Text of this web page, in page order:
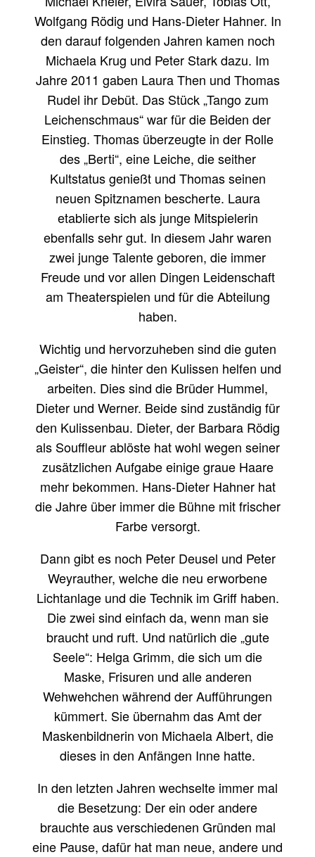
Wolfgang Rödig und Hans-Dieter Hahner. In
den darauf folgenden Jahren kamen noch
Michaela Krug und Peter Stark dazu. Im
Jahre 2011 gaben Laura Then und Thomas
Rudel ihr Debüt. Das Stück „Tango zum
Leichenschmaus“ war für die Beiden der
Einstieg. Thomas überzeugte in der Rolle
des „Berti“, eine Leiche, die seither
Kultstatus genießt und Thomas seinen
neuen Spitznamen bescherte. Laura
etablierte sich als junge Mitspielerin
ebenfalls sehr gut. In diesem Jahr waren
zwei junge Talente geboren, die immer
Freude und vor allen Dingen Leidenschaft
am Theaterspielen und für die Abteilung
haben.
Wichtig und hervorzuheben sind die guten
„Geister“, die hinter den Kulissen helfen und
arbeiten. Dies sind die Brüder Hummel,
Dieter und Werner. Beide sind zuständig für
den Kulissenbau. Dieter, der Barbara Rödig
als Souffleur ablöste hat wohl wegen seiner
zusätzlichen Aufgabe einige graue Haare
mehr bekommen. Hans-Dieter Hahner hat
die Jahre über immer die Bühne mit frischer
Farbe versorgt.
Dann gibt es noch Peter Deusel und Peter
Weyrauther, welche die neu erworbene
Lichtanlage und die Technik im Griff haben.
Die zwei sind einfach da, wenn man sie
braucht und ruft. Und natürlich die „gute
Seele“: Helga Grimm, die sich um die
Maske, Frisuren und alle anderen
Wehwehchen während der Aufführungen
kümmert. Sie übernahm das Amt der
Maskenbildnerin von Michaela Albert, die
dieses in den Anfängen Inne hatte.
In den letzten Jahren wechselte immer mal
die Besetzung: Der ein oder andere
brauchte aus verschiedenen Gründen mal
eine Pause, dafür hat man neue, andere und